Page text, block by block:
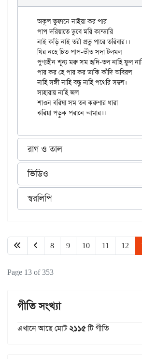
অকূল তুফানে নাইয়া কর পার
পাপ দরিয়াতে ডুবে মরি কান্ডারি
নাই কড়ি নাই তরী প্রভু পারে তরিবার।।
থির নহে চিত পাপ-ভীত সদা টলমল
পুণ্যহীন শূন্য মরু সম হৃদি-তল নাহি ফুল
পার কর হে পার কর ডাকি কাঁদি অবিরল
নাহি সঙ্গী নাহি বন্ধু নাহি পথেরি সম্বল।
সাহারায় নাহি জল
শাওন বরিষা সম তব করুণার ধারা
রাগ ও তাল
ভিডিও
স্বরলিপি
8 9 10 11 12
Page 13 of 353
গীতি সংখ্যা
এখানে আছে মোট২১১৫টি গীতি